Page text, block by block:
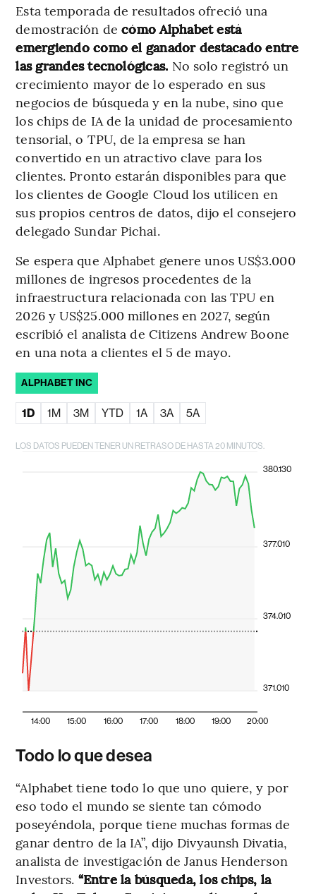
Esta temporada de resultados ofreció una
demostración de cómo Alphabet está
emergiendo como el ganador destacado entre
las grandes tecnológicas. No solo registró un
crecimiento mayor de lo esperado en sus
negocios de búsqueda y en la nube, sino que
los chips de IA de la unidad de procesamiento
tensorial, o TPU, de la empresa se han
convertido en un atractivo clave para los
clientes. Pronto estarán disponibles para que
los clientes de Google Cloud los utilicen en
sus propios centros de datos, dijo el consejero
delegado Sundar Pichai.
Se espera que Alphabet genere unos US$3.000
millones de ingresos procedentes de la
infraestructura relacionada con las TPU en
2026 y US$25.000 millones en 2027, según
escribió el analista de Citizens Andrew Boone
en una nota a clientes el 5 de mayo.
ALPHABET INC
1D 1M 3M YTD 1A 3A 5A
LOS DATOS PUEDEN TENER UN RETRASO DE HASTA 20 MINUTOS.
14:00 15:00 16:00 17:00 18:00 19:00 20:00
371.010
374.010
377.010
380.130
Todo lo que desea
“Alphabet tiene todo lo que uno quiere, y por
eso todo el mundo se siente tan cómodo
poseyéndola, porque tiene muchas formas de
ganar dentro de la IA”, dijo Divyaunsh Divatia,
analista de investigación de Janus Henderson
Investors. “Entre la búsqueda, los chips, la